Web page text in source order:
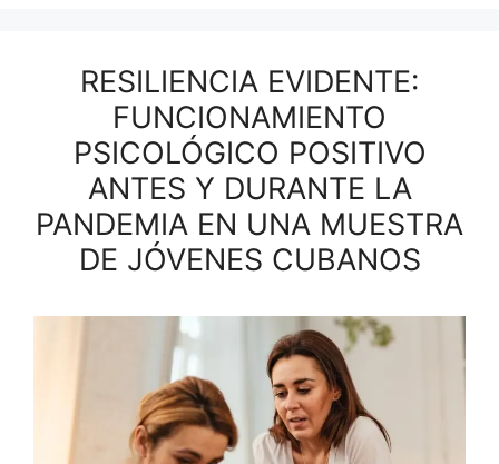
RESILIENCIA EVIDENTE:
FUNCIONAMIENTO
PSICOLÓGICO POSITIVO
ANTES Y DURANTE LA
PANDEMIA EN UNA MUESTRA
DE JÓVENES CUBANOS